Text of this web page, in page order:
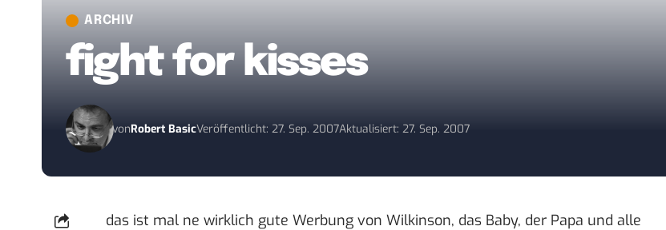
ARCHIV
fight for kisses
vonRobert BasicVeröffentlicht: 27. Sep. 2007Aktualisiert: 27. Sep. 2007
das ist mal ne wirklich gute Werbung von Wilkinson, das Baby, der Papa und alle